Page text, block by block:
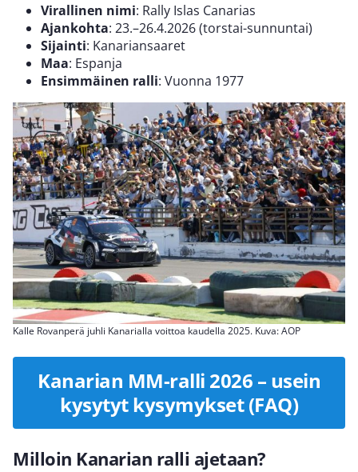
Virallinen nimi: Rally Islas Canarias
Ajankohta: 23.–26.4.2026 (torstai-sunnuntai)
Sijainti: Kanariansaaret
Maa: Espanja
Ensimmäinen ralli: Vuonna 1977
Kalle Rovanperä juhli Kanarialla voittoa kaudella 2025. Kuva: AOP
Kanarian MM-ralli 2026 – usein
kysytyt kysymykset (FAQ)
Milloin Kanarian ralli ajetaan?